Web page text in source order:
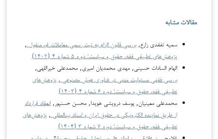
مقالات مشابه
سمیه تفقدی زارع,بررسی قانون الزام به ثبت رسمی معاملات غیرمنقول ,
پژوهش‌های تطبیقی فقه، حقوق و سیاست: دوره ۵ شماره ۴ (۱۴۰۲)
الهام السادات حسینی, مهدی محمدیان امیری, محمدعلی خیراللهی,
بررسی فقهی مسئولیت مدنی در فناوری هوش مصنوعی , پژوهش‌های
تطبیقی فقه، حقوق و سیاست: دوره ۶ شماره ۴ (۱۴۰۳)
محمدعلی معینیان, یوسف درویشی هویدا, محسن حسن‏پور, انعقاد قرارداد
از طریق نماینده الکترونیکی در حقوق ایران و اسناد بین­المللی , پژوهش‌های
تطبیقی فقه، حقوق و سیاست: دوره ۷ شماره ۳ (۱۴۰۴)